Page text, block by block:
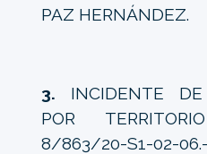
PAZ HERNÁNDEZ.
3. INCIDENTE DE
POR
8/863/20-S1-02-